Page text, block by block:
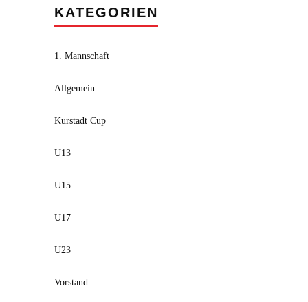
KATEGORIEN
1. Mannschaft
Allgemein
Kurstadt Cup
U13
U15
U17
U23
Vorstand